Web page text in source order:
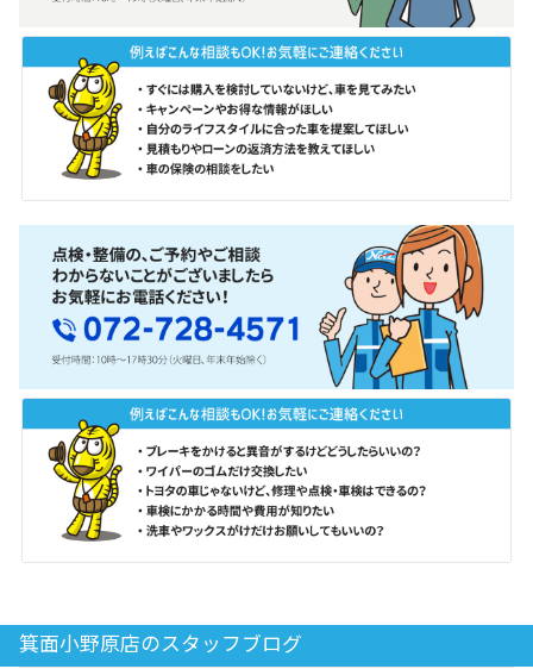
箕面小野原店のスタッフブログ